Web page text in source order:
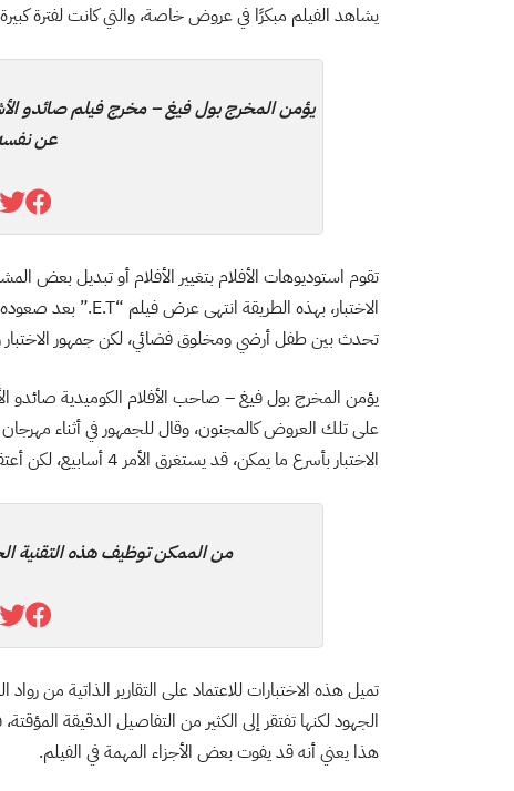
يشاهد الفيلم مبكرًا في عروض خاصة، والتي كانت لفترة
يؤمن المخرج بول فيغ – مخرج فيلم صائدو
عن
تقوم استوديوهات الأفلام بتغيير الأفلام أو تبديل بعض
تحدث بين طفل أرضي ومخلوق فضائي، لكن جمهور
يؤمن المخرج بول فيغ – صاحب الأفلام الكوميدية صائدو
على تلك العروض كالمجنون، وقال للجمهور في أثناء
الاختبار بأسرع ما يمكن، قد يستغرق الأمر 4 أسابيع، لكن أعتقد أنكم ستحبون الفيلم”.
من الممكن توظيف هذه التقنية
تميل هذه الاختبارات للاعتماد على التقارير الذاتية من
الجهود لكنها تفتقر إلى الكثير من التفاصيل الدقيقة
هذا يعني أنه قد يفوت بعض الأجزاء المهمة في الفيلم.